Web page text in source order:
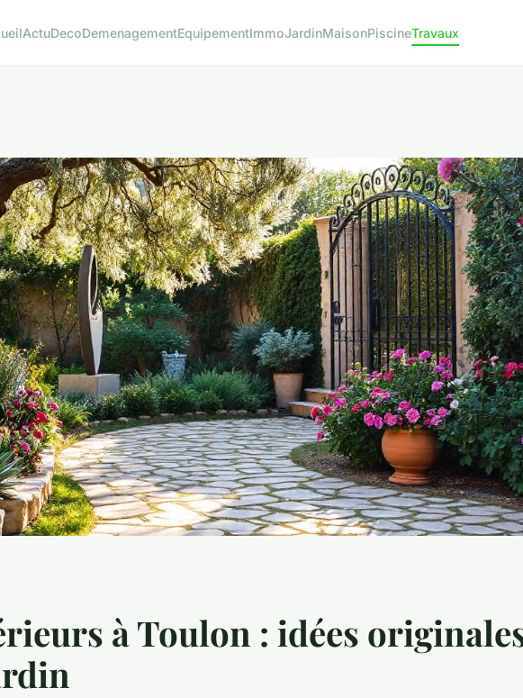
ActuDecoDemenagementEquipementImmoJardinMaisonPiscineTravaux
à Toulon : idées